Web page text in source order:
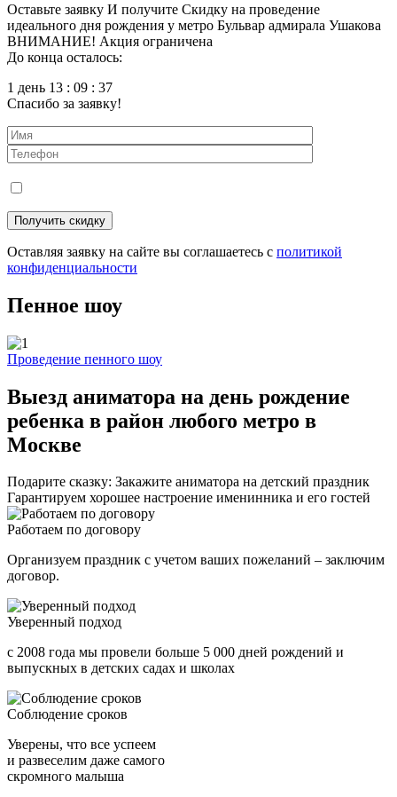
Оставьте заявку И получите Скидку на проведение
идеального дня рождения у метро Бульвар адмирала Ушакова
ВНИМАНИЕ! Акция ограничена
До конца осталось:
1 день 13 : 09 : 36
Спасибо за заявку!
Оставляя заявку на сайте вы соглашаетесь с политикой
конфиденциальности
Пенное шоу
Проведение пенного шоу
Выезд аниматора на день рождение
ребенка в район любого метро в
Москве
Подарите сказку: Закажите аниматора на детский праздник
Гарантируем хорошее настроение именинника и его гостей
Работаем по договору
Организуем праздник с учетом ваших пожеланий – заключим
договор.
Уверенный подход
с 2008 года мы провели больше 5 000 дней рождений и
выпускных в детских садах и школах
Соблюдение сроков
Уверены, что все успеем
и развеселим даже самого
скромного малыша